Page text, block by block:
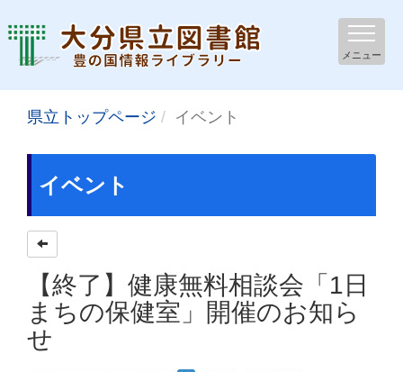
メニュー
県立トップページ イベント
イベント
【終了】健康無料相談会「1日
まちの保健室」開催のお知ら
せ